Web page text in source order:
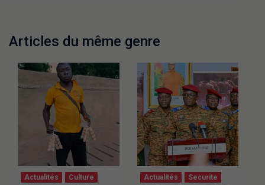
Articles du même genre
Actualités Culture Actualités Securite